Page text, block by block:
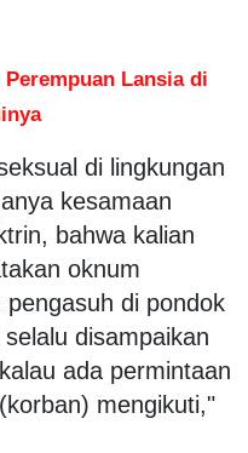
Lansia di
di lingkungan
kesamaan
bahwa kalian
oknum
di pondok
disampaikan
ada permintaan
mengikuti,"